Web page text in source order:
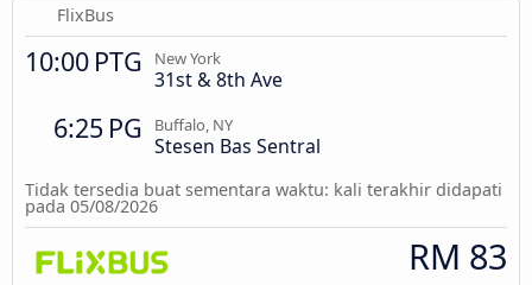
FlixBus
10:00 PTG New York
31st & 8th Ave
6:25 PG Buffalo, NY
Stesen Bas Sentral
Tidak tersedia buat sementara waktu: kali terakhir didapati
pada 05/08/2026
RM 83